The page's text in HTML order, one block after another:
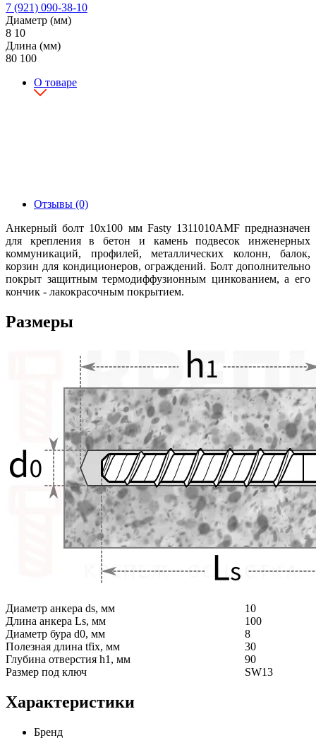
7 (921) 090-38-10
Диаметр (мм)
8 10
Длина (мм)
80 100
О товаре
Отзывы (0)
Анкерный болт 10х100 мм Fasty 1311010AMF предназначен
для крепления в бетон и камень подвесок инженерных
коммуникаций, профилей, металлических колонн, балок,
корзин для кондиционеров, ограждений. Болт дополнительно
покрыт защитным термодиффузионным цинкованием, а его
кончик - лакокрасочным покрытием.
Размеры
Диаметр анкера ds, мм
10
Длина анкера Ls, мм
100
Диаметр бура d0, мм
8
Полезная длина tfix, мм
30
Глубина отверстия h1, мм
90
Размер под ключ
SW13
Характеристики
Бренд